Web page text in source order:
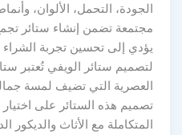
الجودة، التحمل، الألوان،
مجتمعة تضمن إنشاء ستائر
يؤدي إلى تحسين تجربة الشراء
لتصميم ستائر الويفي تُعتبر
العصرية التي تضيف لمسة
تصميم هذه الستائر على اختيار
المتكاملة مع الأثاث والديكور